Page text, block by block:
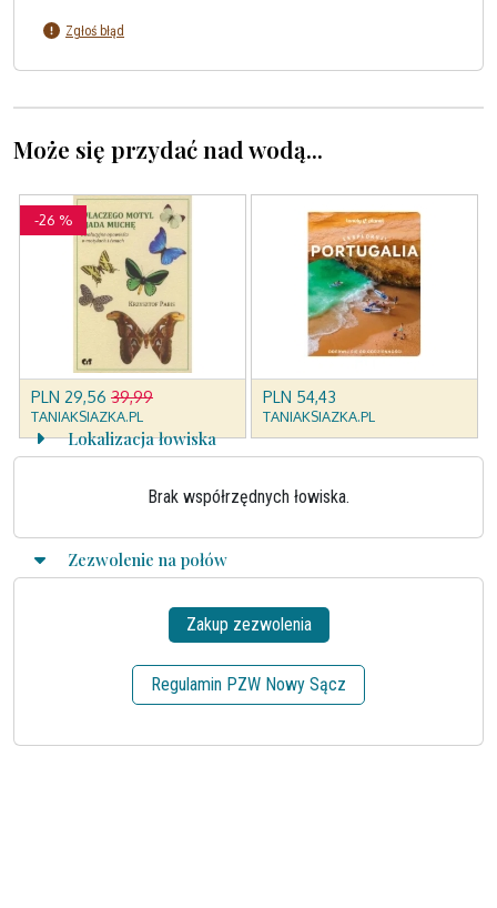
Zgłoś błąd
Może się przydać nad wodą...
Lokalizacja łowiska
Brak współrzędnych łowiska.
Zezwolenie na połów
Zakup zezwolenia
Regulamin PZW Nowy Sącz